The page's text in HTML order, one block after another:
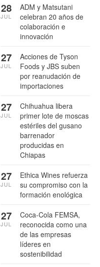
ADM y Matsutani
celebran 20 años de
colaboración e
innovación
28
JUL
Acciones de Tyson
Foods y JBS suben
por reanudación de
importaciones
27
JUL
Chihuahua libera
primer lote de moscas
estériles del gusano
barrenador
producidas en
Chiapas
27
JUL
Ethica Wines refuerza
su compromiso con la
formación enológica
27
JUL
Coca-Cola FEMSA,
reconocida como una
de las empresas
líderes en
sostenibilidad
27
JUL